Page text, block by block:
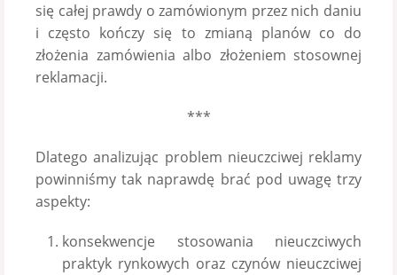
się całej prawdy o zamówionym przez nich daniu
i często kończy się to zmianą planów co do
złożenia zamówienia albo złożeniem stosownej
reklamacji.
***
Dlatego analizując problem nieuczciwej reklamy
powinniśmy tak naprawdę brać pod uwagę trzy
aspekty:
konsekwencje stosowania nieuczciwych
praktyk rynkowych oraz czynów nieuczciwej